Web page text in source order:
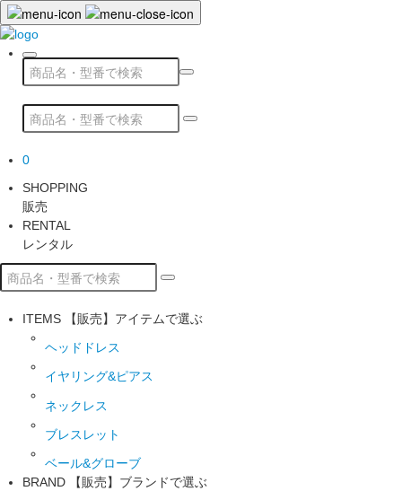
0
SHOPPING
販売
RENTAL
レンタル
ITEMS 【販売】アイテムで選ぶ
ヘッドドレス
イヤリング&ピアス
ネックレス
ブレスレット
ベール&グローブ
BRAND
【販売】ブランドで選ぶ